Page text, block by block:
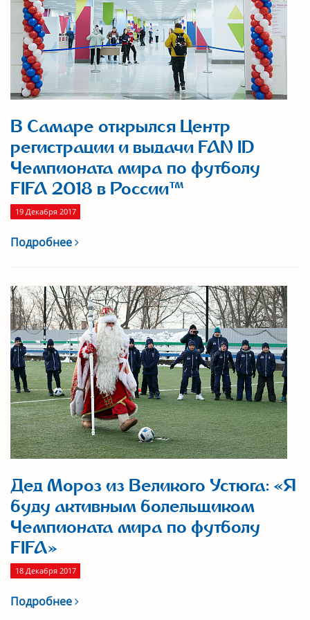
В Самаре открылся Центр
регистрации и выдачи FAN ID
Чемпионата мира по футболу
FIFA 2018 в России™
19 Декабря 2017
Подробнее
Дед Мороз из Великого Устюга: «Я
буду активным болельщиком
Чемпионата мира по футболу
FIFA»
18 Декабря 2017
Подробнее